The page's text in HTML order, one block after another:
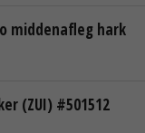
middenafleg hark
(ZUI) #501512